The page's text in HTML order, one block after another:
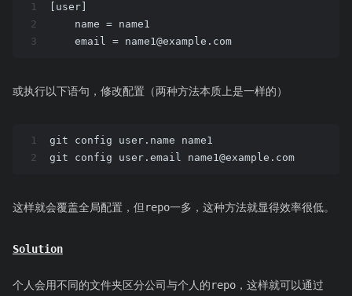
1
2
3
[user]
    name = name1
    email =
name1@example.com
或执行以下语句，修改配置（两种方法本质上是一样的）
1
2
git config user.name name1
git config user.email name1@example.com
这样就会覆盖全局配置，但repo一多，这种方法就显得效率很低。
Solution
个人会用不同的文件夹区分公司与个人的repo，这样就可以通过